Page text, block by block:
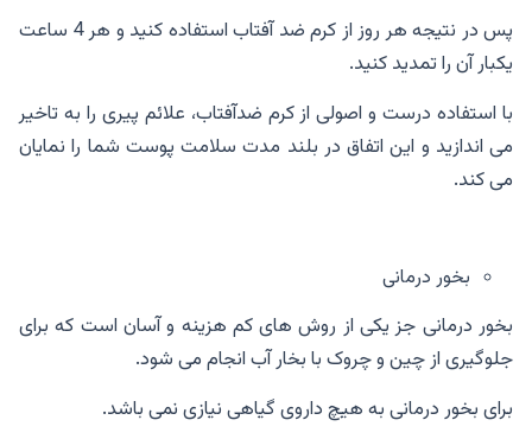
پس در نتیجه هر روز از کرم ضد آفتاب استفاده کنید و هر 4 ساعت
یکبار آن را تمدید کنید.
با استفاده درست و اصولی از کرم ضدآفتاب، علائم پیری را به تاخیر
می اندازید و این اتفاق در بلند مدت سلامت پوست شما را نمایان
می کند.
بخور درمانی
بخور درمانی جز یکی از روش های کم هزینه و آسان است که برای
جلوگیری از چین و چروک با بخار آب انجام می شود.
برای بخور درمانی به هیچ داروی گیاهی نیازی نمی باشد.